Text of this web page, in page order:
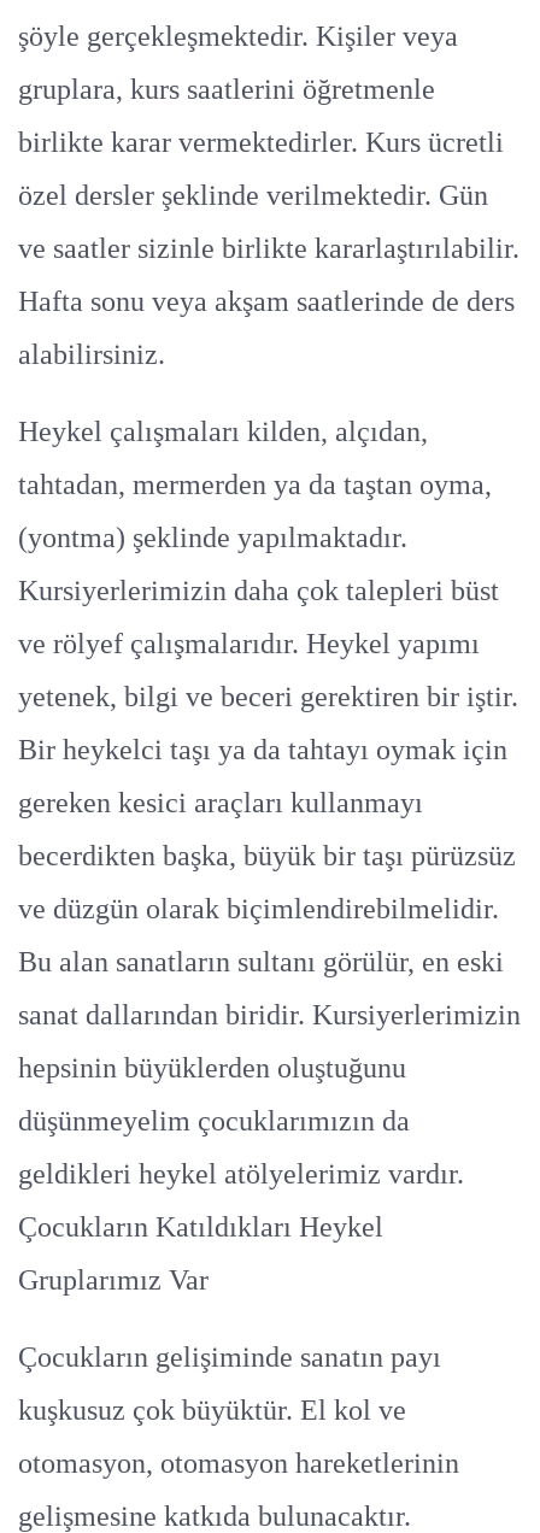
şöyle gerçekleşmektedir. Kişiler veya
gruplara, kurs saatlerini öğretmenle
birlikte karar vermektedirler. Kurs ücretli
özel dersler şeklinde verilmektedir. Gün
ve saatler sizinle birlikte kararlaştırılabilir.
Hafta sonu veya akşam saatlerinde de ders
alabilirsiniz.
Heykel çalışmaları kilden, alçıdan,
tahtadan, mermerden ya da taştan oyma,
(yontma) şeklinde yapılmaktadır.
Kursiyerlerimizin daha çok talepleri büst
ve rölyef çalışmalarıdır. Heykel yapımı
yetenek, bilgi ve beceri gerektiren bir iştir.
Bir heykelci taşı ya da tahtayı oymak için
gereken kesici araçları kullanmayı
becerdikten başka, büyük bir taşı pürüzsüz
ve düzgün olarak biçimlendirebilmelidir.
Bu alan sanatların sultanı görülür, en eski
sanat dallarından biridir. Kursiyerlerimizin
hepsinin büyüklerden oluştuğunu
düşünmeyelim çocuklarımızın da
geldikleri heykel atölyelerimiz vardır.
Çocukların Katıldıkları Heykel
Gruplarımız Var
Çocukların gelişiminde sanatın payı
kuşkusuz çok büyüktür. El kol ve
otomasyon, otomasyon hareketlerinin
gelişmesine katkıda bulunacaktır.